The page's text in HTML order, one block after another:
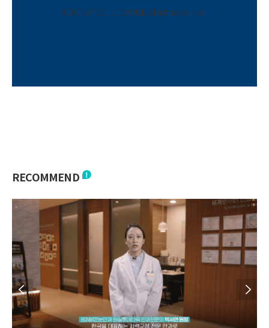
© BGN EYE CLINIC JAMSIL. All rights reserved.
RECOMMEND